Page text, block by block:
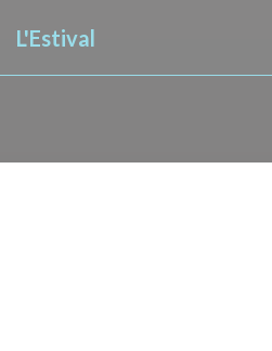
L'Estival